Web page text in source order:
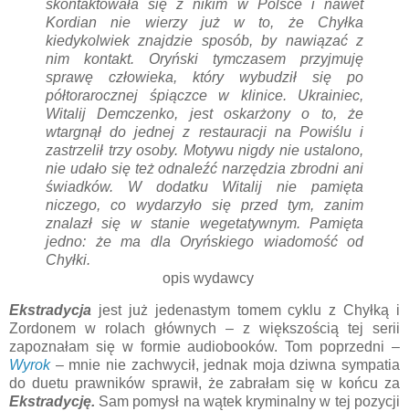
skontaktowała się z nikim w Polsce i nawet
Kordian nie wierzy już w to, że Chyłka
kiedykolwiek znajdzie sposób, by nawiązać z
nim kontakt. Oryński tymczasem przyjmuję
sprawę człowieka, który wybudził się po
półtorarocznej śpiączce w klinice. Ukrainiec,
Witalij Demczenko, jest oskarżony o to, że
wtargnął do jednej z restauracji na Powiślu i
zastrzelił trzy osoby. Motywu nigdy nie ustalono,
nie udało się też odnaleźć narzędzia zbrodni ani
świadków. W dodatku Witalij nie pamięta
niczego, co wydarzyło się przed tym, zanim
znalazł się w stanie wegetatywnym. Pamięta
jedno: że ma dla Oryńskiego wiadomość od
Chyłki.
opis wydawcy
Ekstradycja jest już jedenastym tomem cyklu z Chyłką i
Zordonem w rolach głównych – z większością tej serii
zapoznałam się w formie audiobooków. Tom poprzedni –
Wyrok– mnie nie zachwycił, jednak moja dziwna sympatia
do duetu prawników sprawił, że zabrałam się w końcu za
Ekstradycję. Sam pomysł na wątek kryminalny w tej pozycji